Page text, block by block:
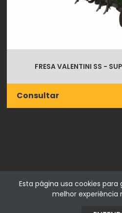
FRESA VALENTINI SS -
Consultar
Esta página usa cookies
melhor experiência